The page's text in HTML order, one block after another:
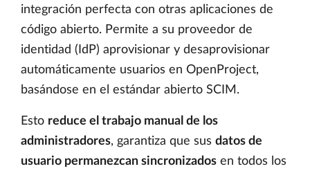
integración perfecta con otras aplicaciones de
código abierto. Permite a su proveedor de
identidad (IdP) aprovisionar y desaprovisionar
automáticamente usuarios en OpenProject,
basándose en el estándar abierto SCIM.
Esto reduce el trabajo manual de los
administradores, garantiza que sus datos de
usuario permanezcan sincronizados en todos los